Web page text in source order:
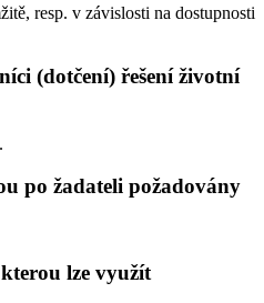
resp. v závislosti na dostupnosti
(dotčení) řešení životní
po žadateli požadovány
lze využít